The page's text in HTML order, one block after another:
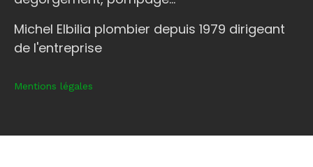
Michel Elbilia plombier depuis 1979 dirigeant
de l'entreprise
Mentions légales